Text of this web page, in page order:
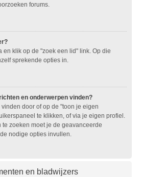
forums.
en klik op de "zoek een lid" link. Op die
sprekende opties in.
en onderwerpen vinden?
door of op de "toon je eigen
te klikken, of via je eigen profiel.
zoeken moet je de geavanceerde
nodige opties invullen.
en bladwijzers